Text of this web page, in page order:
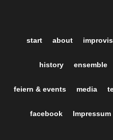
start about
history ensemble
feiern & events media
facebook Impressum